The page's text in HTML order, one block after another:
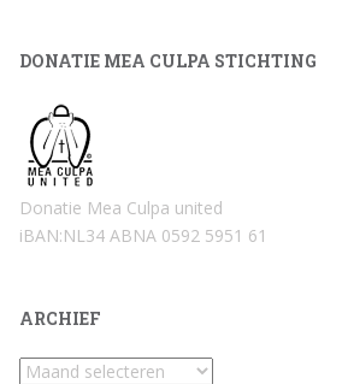
DONATIE MEA CULPA STICHTING
Donatie Mea Culpa united
iBAN:NL34 ABNA 0592 5951 61
ARCHIEF
Archief